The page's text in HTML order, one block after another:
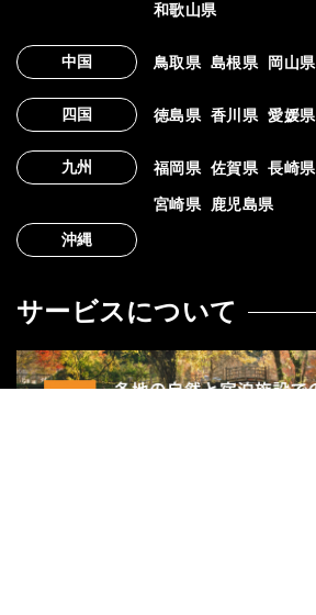
和歌山県
中国 鳥取県 島根県 岡山県
四国 徳島県 香川県 愛媛県
九州 福岡県 佐賀県 長崎県
宮崎県
鹿児島県
沖縄
サービスについて